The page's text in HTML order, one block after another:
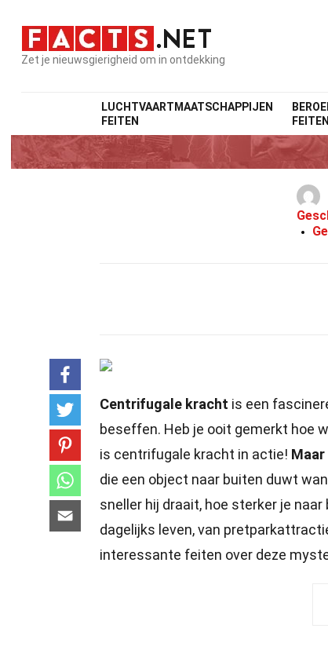
Zet je nieuwsgierigheid om in ontdekking
LUCHTVAARTMAATSCHAPPIJEN
FEITEN
FEITEN
Centrifugale kracht is een
beseffen. Heb je ooit gemerkt hoe
is centrifugale kracht in actie!
die een object naar buiten duwt
sneller hij draait, hoe sterker je
dagelijks leven, van
interessante feiten over deze